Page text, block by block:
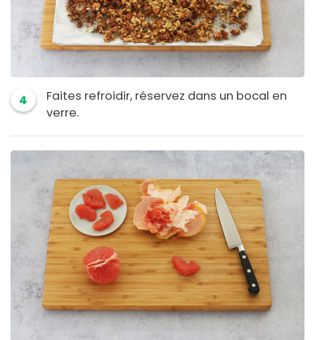
4
Faites refroidir, réservez dans un bocal en
verre.